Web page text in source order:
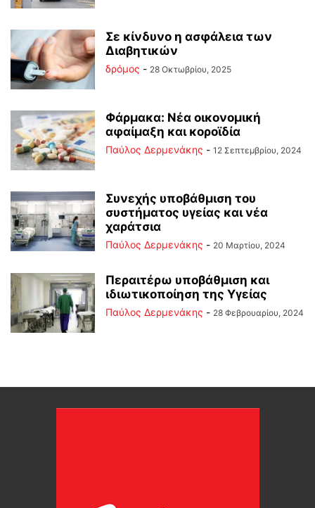
Σε κίνδυνο η ασφάλεια των
Διαβητικών
δρόμος - 28 Οκτωβρίου, 2025
Φάρμακα: Νέα οικονομική
αφαίμαξη και κοροϊδία
Παύλος Δερμενάκης - 12 Σεπτεμβρίου, 2024
Συνεχής υποβάθμιση του
συστήματος υγείας και νέα
χαράτσια
Παύλος Δερμενάκης - 20 Μαρτίου, 2024
Περαιτέρω υποβάθμιση και
ιδιωτικοποίηση της Υγείας
Παύλος Δερμενάκης - 28 Φεβρουαρίου, 2024